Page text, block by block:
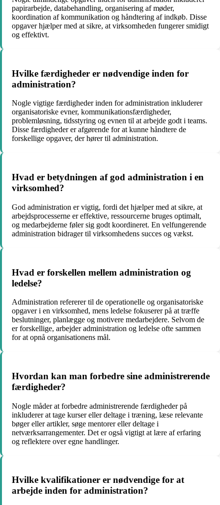
papirarbejde, databehandling, organisering af møder,
koordination af kommunikation og håndtering af indkøb. Disse
opgaver hjælper med at sikre, at virksomheden fungerer smidigt
og effektivt.
Hvilke færdigheder er nødvendige inden for
administration?
Nogle vigtige færdigheder inden for administration inkluderer
organisatoriske evner, kommunikationsfærdigheder,
problemløsning, tidsstyring og evnen til at arbejde godt i teams.
Disse færdigheder er afgørende for at kunne håndtere de
forskellige opgaver, der hører til administration.
Hvad er betydningen af ​​god administration i en
virksomhed?
God administration er vigtig, fordi det hjælper med at sikre, at
arbejdsprocesserne er effektive, ressourcerne bruges optimalt,
og medarbejderne føler sig godt koordineret. En velfungerende
administration bidrager til virksomhedens succes og vækst.
Hvad er forskellen mellem administration og
ledelse?
Administration refererer til de operationelle og organisatoriske
opgaver i en virksomhed, mens ledelse fokuserer på at træffe
beslutninger, planlægge og motivere medarbejdere. Selvom de
er forskellige, arbejder administration og ledelse ofte sammen
for at opnå organisationens mål.
Hvordan kan man forbedre sine administrerende
færdigheder?
Nogle måder at forbedre administrerende færdigheder på
inkluderer at tage kurser eller deltage i træning, læse relevante
bøger eller artikler, søge mentorer eller deltage i
netværksarrangementer. Det er også vigtigt at lære af erfaring
og reflektere over egne handlinger.
Hvilke kvalifikationer er nødvendige for at
arbejde inden for administration?